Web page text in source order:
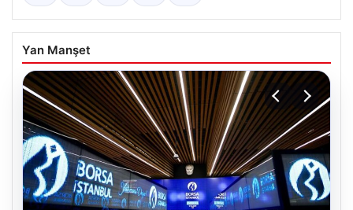
Yan Manşet